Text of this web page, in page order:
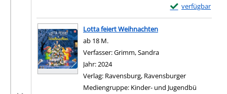
verfügbar
Exemplar-
Zum Download
Lotta feiert Weihnachten
ab 18 M.
Verfasser:Grimm, Sandra
Jahr:2024
Verlag: Ravensburg, Ravensburger
Mediengruppe: Kinder- und Jugendbü